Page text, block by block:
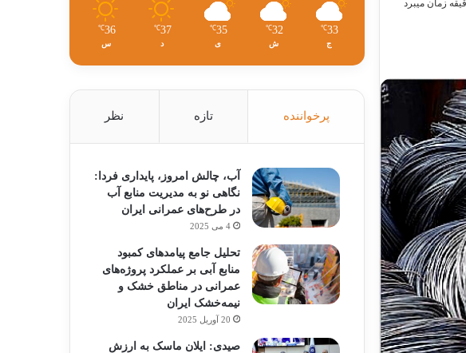
33
℃
ج
32
℃
ش
35
℃
ی
37
℃
د
36
℃
س
پرخواننده تازه نظر
آب، چالش امروز، پایداری فردا:
نگاهی نو به مدیریت منابع آب
در طرح‌های عمرانی ایران
4 می 2025
تحلیل جامع پیامدهای کمبود
منابع آبی بر عملکرد پروژه‌های
عمرانی در مناطق خشک و
نیمه‌خشک ایران
20 آوریل 2025
صیدی: ایلان ماسک به ارزش